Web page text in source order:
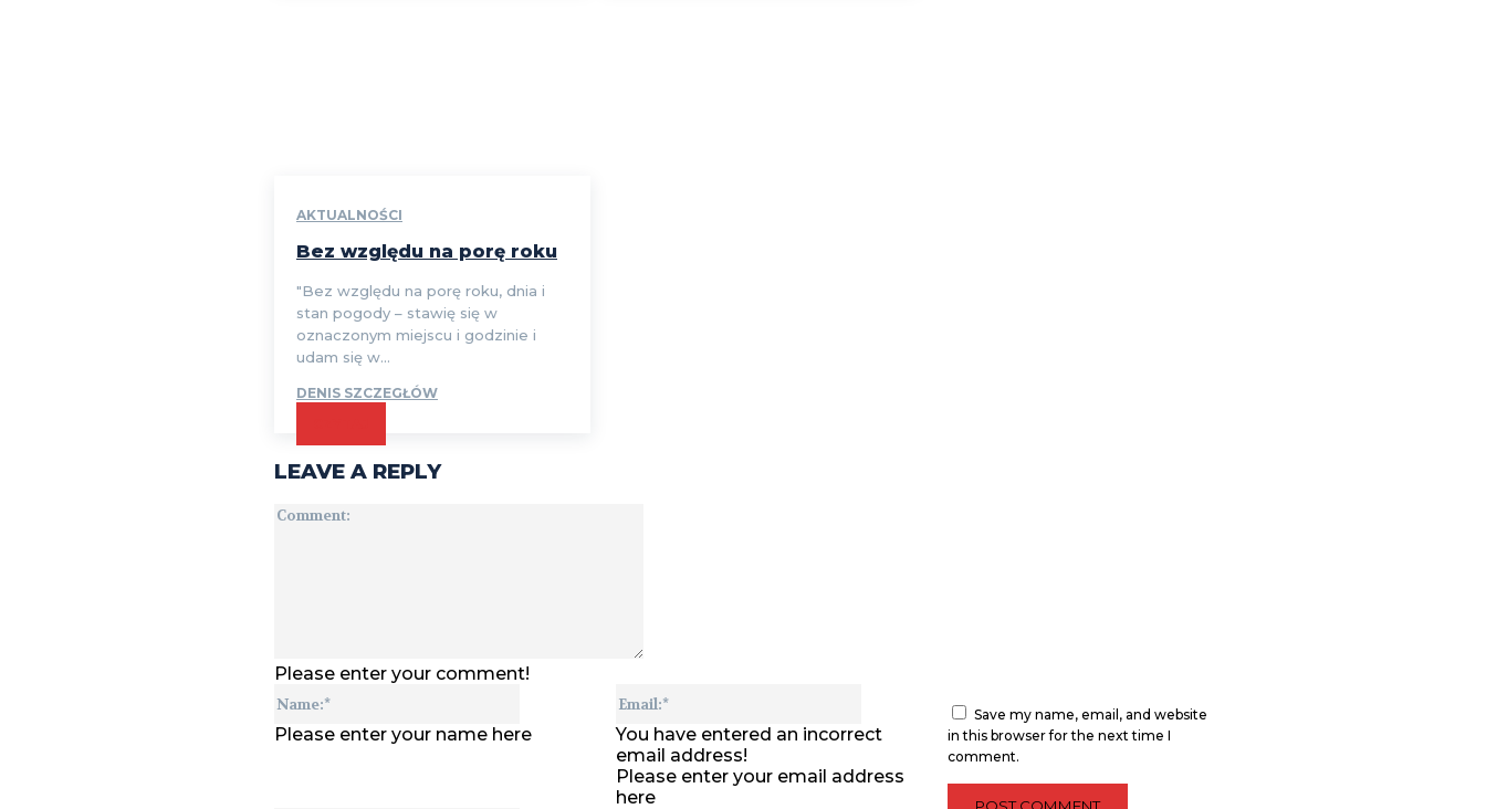
AKTUALNOŚCI
Bez względu na porę roku
"Bez względu na porę roku, dnia i
stan pogody – stawię się w
oznaczonym miejscu i godzinie i
udam się w...
DENIS SZCZEGŁÓW
LEAVE A REPLY
Please enter your comment!
Please enter your name here
You have entered an incorrect
email address!
Please enter your email address
here
Save my name, email, and website
in this browser for the next time I
comment.